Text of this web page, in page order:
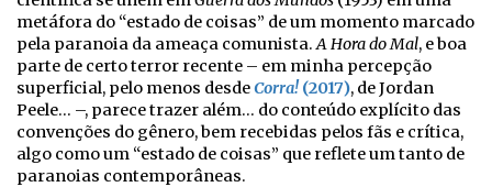
metáfora do “estado de coisas” de um momento marcado
pela paranoia da ameaça comunista.A Hora do Mal, e boa
parte de certo terror recente – em minha percepção
superficial, pelo menos desdeCorra! (2017), de Jordan
Peele… –, parece trazer além… do conteúdo explícito das
convenções do gênero, bem recebidas pelos fãs e crítica,
algo como um “estado de coisas” que reflete um tanto de
paranoias contemporâneas.